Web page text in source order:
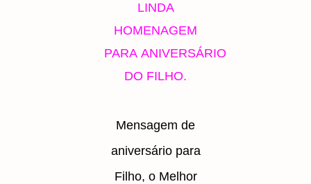
LINDA
HOMENAGEM
PARA ANIVERSÁRIO
DO FILHO.
Mensagem de
aniversário para
Filho, o Melhor